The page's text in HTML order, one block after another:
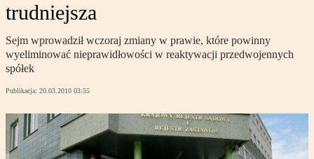
trudniejsza
Sejm wprowadził wczoraj zmiany w prawie, które powinny
wyeliminować nieprawidłowości w reaktywacji przedwojennych
spółek
Publikacja: 20.03.2010 03:55